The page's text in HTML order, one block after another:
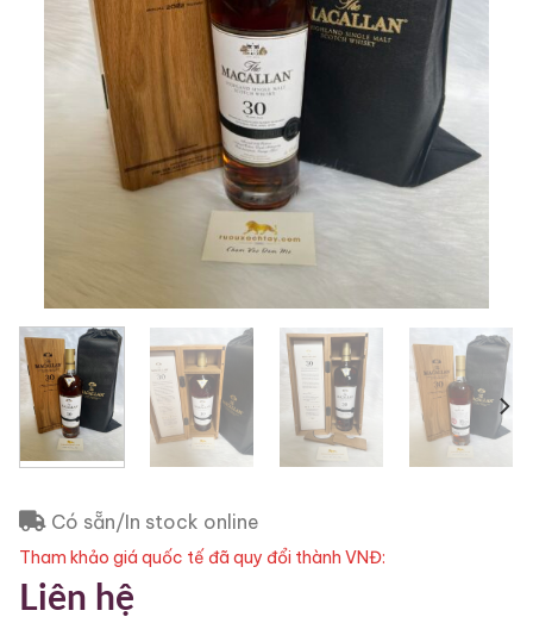
Có sẵn/In stock online
Tham khảo giá quốc tế đã quy đổi thành VNĐ:
Liên hệ